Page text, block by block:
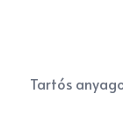
Tartós